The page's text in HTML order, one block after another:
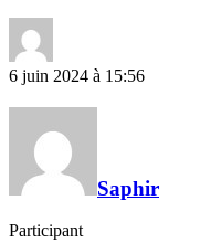
6 juin 2024 à 15:56
Saphir
Participant